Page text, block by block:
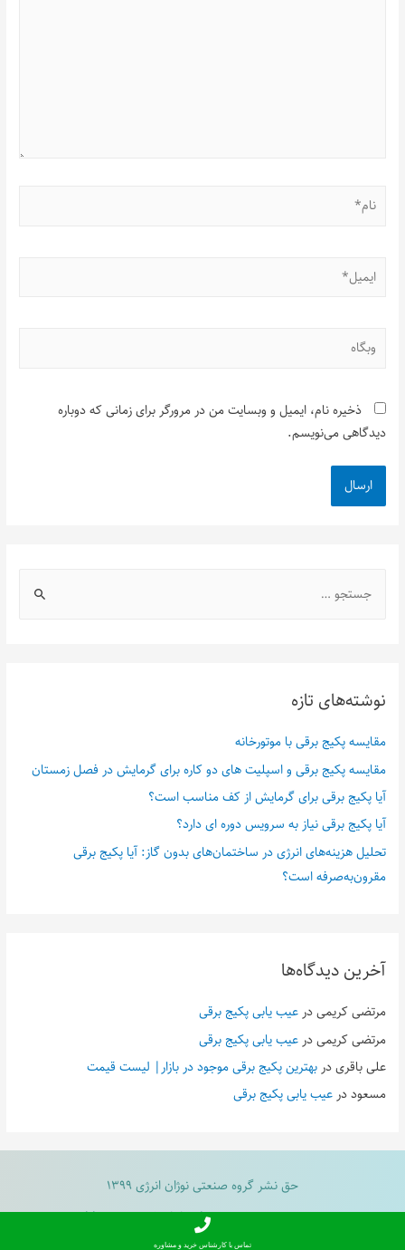
ذخیره نام، ایمیل و وبسایت من در مرورگر برای زمانی که دوباره
دیدگاهی می‌نویسم.
نوشته‌های تازه
مقایسه پکیج برقی با موتورخانه
مقایسه پکیج برقی و اسپلیت های دو کاره برای گرمایش در فصل زمستان
آیا پکیج برقی برای گرمایش از کف مناسب است؟
آیا پکیج برقی نیاز به سرویس دوره ای دارد؟
تحلیل هزینه‌های انرژی در ساختمان‌های بدون گاز: آیا پکیج برقی
مقرون‌به‌صرفه است؟
آخرین دیدگاه‌ها
مرتضی کریمیدرعیب یابی پکیج برقی
مرتضی کریمیدرعیب یابی پکیج برقی
علی باقریدربهترین پکیج برقی موجود در بازار| لیست قیمت
مسعوددرعیب یابی پکیج برقی
حق نشر گروه صنعتی نوژان انرژی ۱۳۹۹
طراحی و پشتیبانیریون اکتیویتی| Powered by
RavenActivity
تماس با کارشناس خرید و مشاوره